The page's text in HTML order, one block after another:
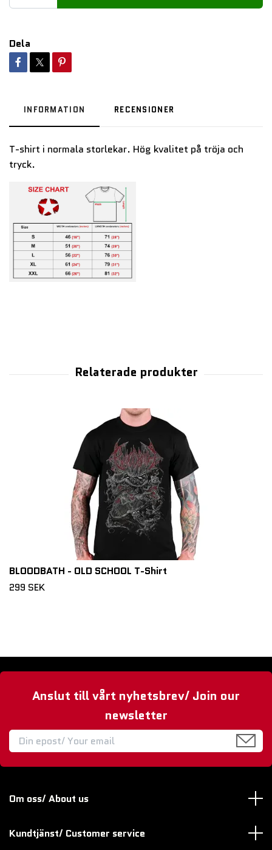
Dela
INFORMATION RECENSIONER
T-shirt i normala storlekar. Hög kvalitet på tröja och
tryck.
BLOODBATH - OLD SCHOOL T-Shirt
299 SEK
Anslut till vårt nyhetsbrev/ Join our
newsletter
Om oss/ About us
Kundtjänst/ Customer service